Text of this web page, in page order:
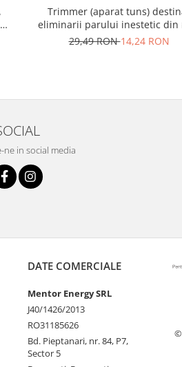
Trimmer (aparat tuns)
eliminarii parului inestetic din
urechi sau din zona sprancenelor
29,49 RON14,24 RON
ne in social media
DATE COMERCIALE
Mentor Energy SRL
J40/1426/2013
RO31185626
Bd. Pieptanari, nr. 84, P7,
Sector 5